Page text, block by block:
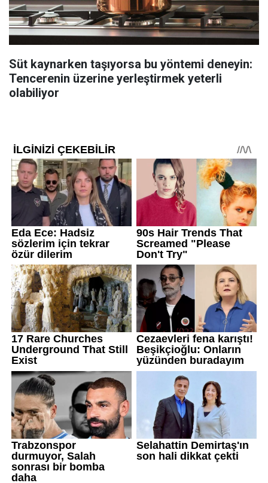
Süt kaynarken taşıyorsa bu yöntemi deneyin:
Tencerenin üzerine yerleştirmek yeterli
olabiliyor